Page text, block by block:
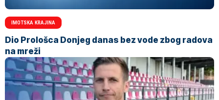
IMOTSKA KRAJINA
Dio Prološca Donjeg danas bez vode zbog radova
na mreži